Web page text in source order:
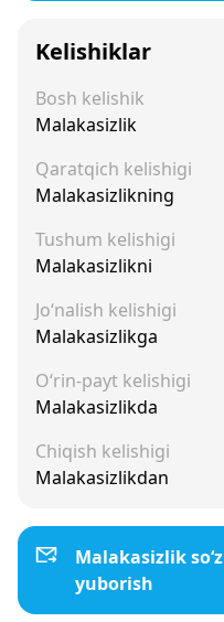
Kelishiklar
Bosh kelishik
Malakasizlik
Qaratqich kelishigi
Malakasizlikning
Tushum kelishigi
Malakasizlikni
Jo‘nalish kelishigi
Malakasizlikga
O‘rin-payt kelishigi
Malakasizlikda
Chiqish kelishigi
Malakasizlikdan
Malakasizlik
yuborish